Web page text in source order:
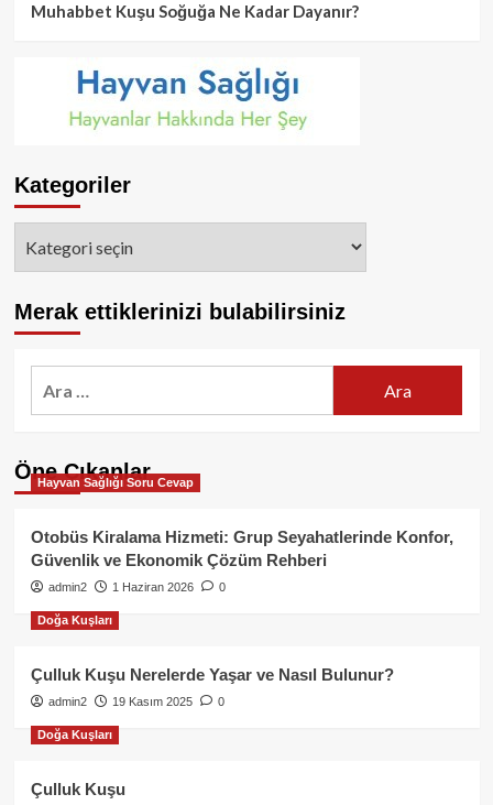
Muhabbet Kuşu Soğuğa Ne Kadar Dayanır?
Kategoriler
Merak ettiklerinizi bulabilirsiniz
Öne Çıkanlar
Hayvan Sağlığı Soru Cevap
Otobüs Kiralama Hizmeti: Grup Seyahatlerinde Konfor,
Güvenlik ve Ekonomik Çözüm Rehberi
admin2 1 Haziran 2026 0
Doğa Kuşları
Çulluk Kuşu Nerelerde Yaşar ve Nasıl Bulunur?
admin2 19 Kasım 2025 0
Doğa Kuşları
Çulluk Kuşu